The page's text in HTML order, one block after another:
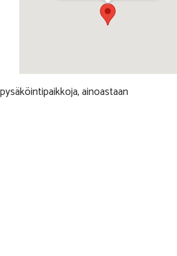
ainoastaan